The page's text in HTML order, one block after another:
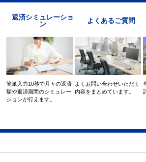
返済シミュレーショ
ン
簡単入力10秒で月々の返済
額や返済期間のシミュレー
ションが行えます。
よくあるご質問
よくお問い合わせいただく
内容をまとめています。